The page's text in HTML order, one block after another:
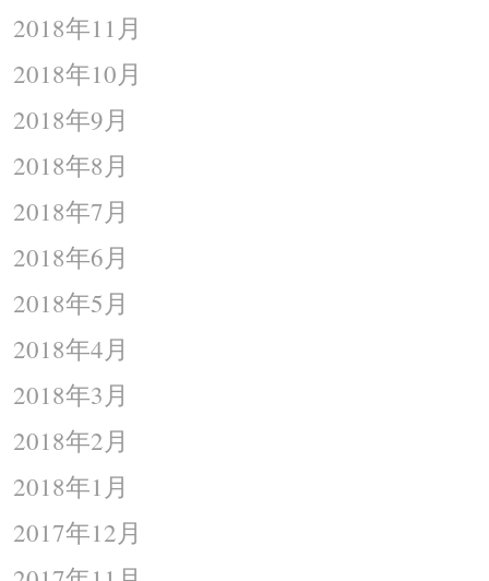
2018年11月
2018年10月
2018年9月
2018年8月
2018年7月
2018年6月
2018年5月
2018年4月
2018年3月
2018年2月
2018年1月
2017年12月